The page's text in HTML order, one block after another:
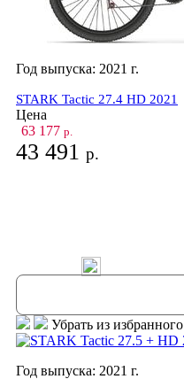
Год выпуска: 2021 г.
STARK Tactic 27.4 HD 2021
Цена
63 177 р.
43 491 р.
Убрать из избранного
Год выпуска: 2021 г.